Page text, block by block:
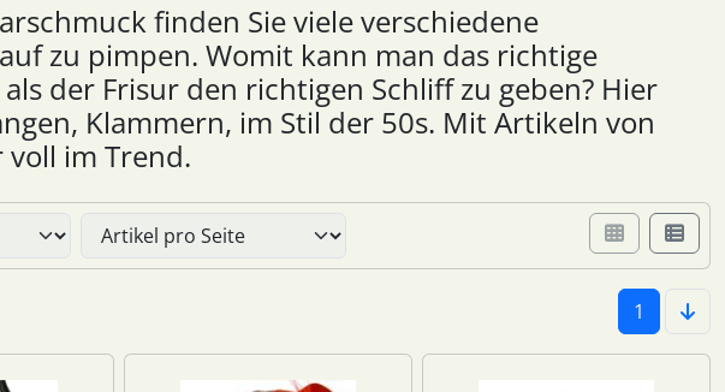
finden Sie viele verschiedene
zu pimpen. Womit kann man das richtige
der Frisur den richtigen Schliff zu geben? Hier
Klammern, im Stil der 50s. Mit Artikeln von
im Trend.
1